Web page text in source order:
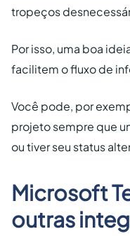
tropeços
Por isso, uma boa
facilitem o fluxo de
Você pode, por
projeto sempre que
ou tiver seu status
Microsoft
outras